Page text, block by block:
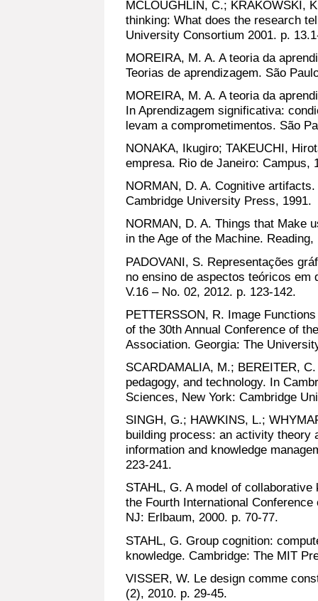
MCLOUGHLIN, C.; KRAKOWSKI,
thinking: What does the research
University Consortium 2001. p.
MOREIRA, M. A. A teoria da
Teorias de aprendizagem. São
MOREIRA, M. A. A teoria da
In Aprendizagem significativa:
levam a comprometimentos. São
NONAKA, Ikugiro; TAKEUCHI,
empresa. Rio de Janeiro: Campus,
NORMAN, D. A. Cognitive
Cambridge University Press, 1991.
NORMAN, D. A. Things that Make
in the Age of the Machine.
PADOVANI, S. Representações
no ensino de aspectos teóricos
V.16 – No. 02, 2012. p. 123-142.
PETTERSSON, R. Image
of the 30th Annual Conference of
Association. Georgia: The
SCARDAMALIA, M.; BEREITER,
pedagogy, and technology. In
Sciences, New York: Cambridge
SINGH, G.; HAWKINS, L.;
building process: an activity theory
information and knowledge
223-241.
STAHL, G. A model of
the Fourth International
NJ: Erlbaum, 2000. p. 70-77.
STAHL, G. Group cognition:
knowledge. Cambridge: The MIT
VISSER, W. Le design comme
(2), 2010. p. 29-45.